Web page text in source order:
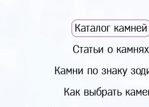
Каталог камней
Статьи о камнях
Камни по знаку
Как выбрать